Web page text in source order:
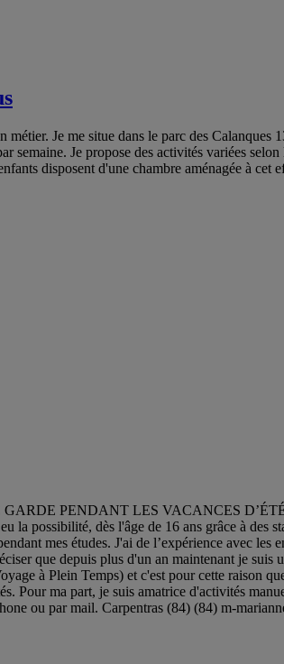
métier. Je me situe dans le parc des
semaine. Je propose des activités variées
disposent d'une chambre aménagée à
PENDANT LES VACANCES D’ÉTÉ
la possibilité, dès l'âge de 16 ans grâce à
mes études. J'ai de l’expérience avec
que depuis plus d'un an maintenant je
à Plein Temps) et c'est pour cette raison
Pour ma part, je suis amatrice d'activités
ou par mail. Carpentras (84) (84) m-